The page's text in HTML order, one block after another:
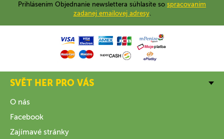
Prihlásením Objednanie newslettera súhlasíte so spracovaním
zadanej emailovej adresy.
SVĚT HER PRO VÁS
O nás
Facebook
Zajímavé stránky